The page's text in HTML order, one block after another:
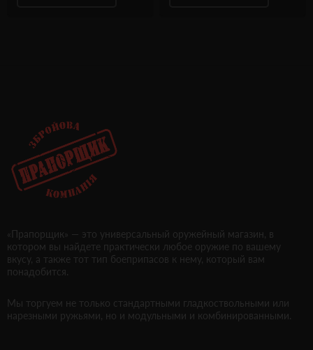
«Прапорщик» — это универсальный оружейный магазин, в
котором вы найдете практически любое оружие по вашему
вкусу, а также тот тип боеприпасов к нему, который вам
понадобится.
Мы торгуем не только стандартными гладкоствольными или
нарезными ружьями, но и модульными и комбинированными.